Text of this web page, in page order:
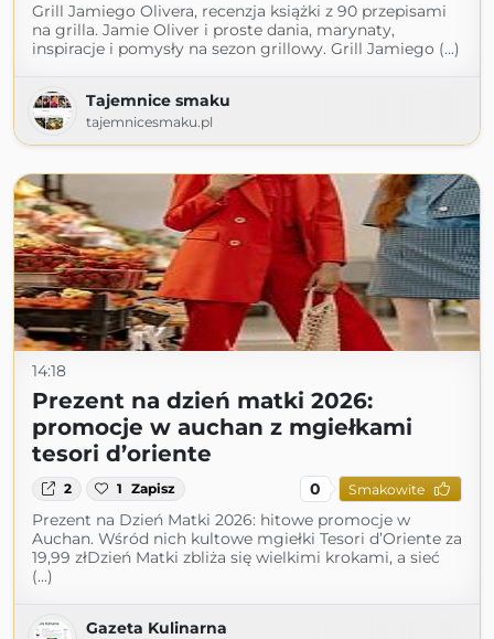
Grill Jamiego Olivera, recenzja książki z 90 przepisami
na grilla. Jamie Oliver i proste dania, marynaty,
inspiracje i pomysły na sezon grillowy. Grill Jamiego (...)
Tajemnice smaku
tajemnicesmaku.pl
14:18
Prezent na dzień matki 2026:
promocje w auchan z mgiełkami
tesori d’oriente
2 1 Zapisz 0 Smakowite
Prezent na Dzień Matki 2026: hitowe promocje w
Auchan. Wśród nich kultowe mgiełki Tesori d’Oriente za
19,99 złDzień Matki zbliża się wielkimi krokami, a sieć
(...)
Gazeta Kulinarna